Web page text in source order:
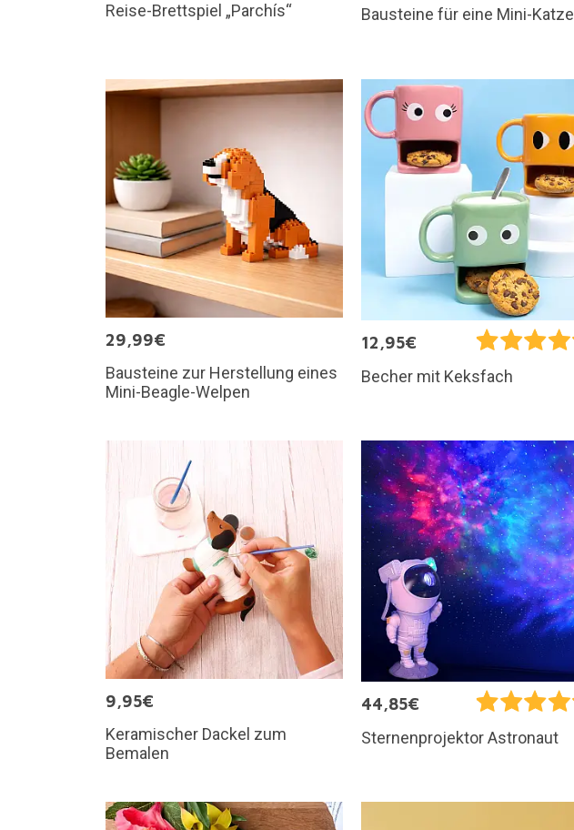
Reise-Brettspiel „Parchís“
Bausteine für eine Mini-Katze
29,99€
Bausteine zur Herstellung eines
Mini-Beagle-Welpen
12,95€
Becher mit Keksfach
9,95€
Keramischer Dackel zum
Bemalen
44,85€
Sternenprojektor Astronaut